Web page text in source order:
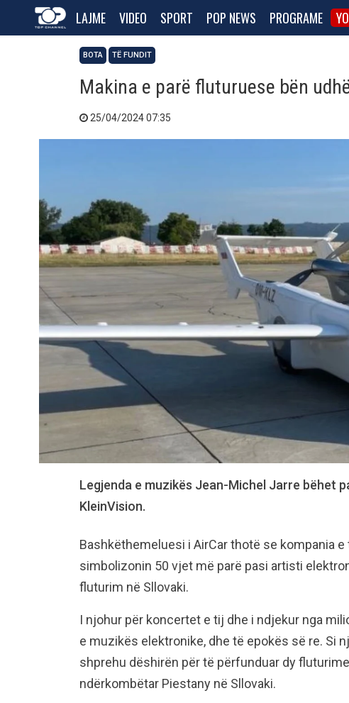
LAJME VIDEO SPORT POP NEWS PROGRAME
BOTA TË FUNDIT
Makina e parë fluturuese bën
25/04/2024 07:35
Legjenda e muzikës Jean-Michel Jarre bëhet
KleinVision.
Bashkëthemeluesi i AirCar thotë se kompania
simbolizonin 50 vjet më parë pasi artisti
fluturim në Sllovaki.
I njohur për koncertet e tij dhe i ndjekur nga
e muzikës elektronike, dhe të epokës së re. Si
shprehu dëshirën për të përfunduar dy
ndërkombëtar Piestany në Sllovaki.